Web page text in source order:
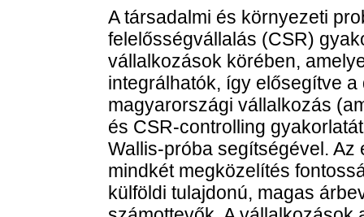
A társadalmi és környezeti
felelősségvállalás (CSR)
vállalkozások körében,
integrálhatók, így elősegítve
magyarországi vállalkozás
és CSR-controlling
Wallis-próba segítségével.
mindkét megközelítés
külföldi tulajdonú, magas